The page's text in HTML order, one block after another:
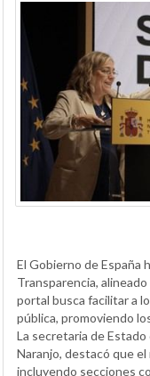
El Gobierno de España
Transparencia,
portal busca facilitar a
pública, promoviendo
La secretaria de
Naranjo, destacó que
incluyendo secciones